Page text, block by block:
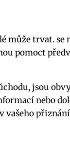
může trvat. se
pomoct
jsou
nebo
vašeho